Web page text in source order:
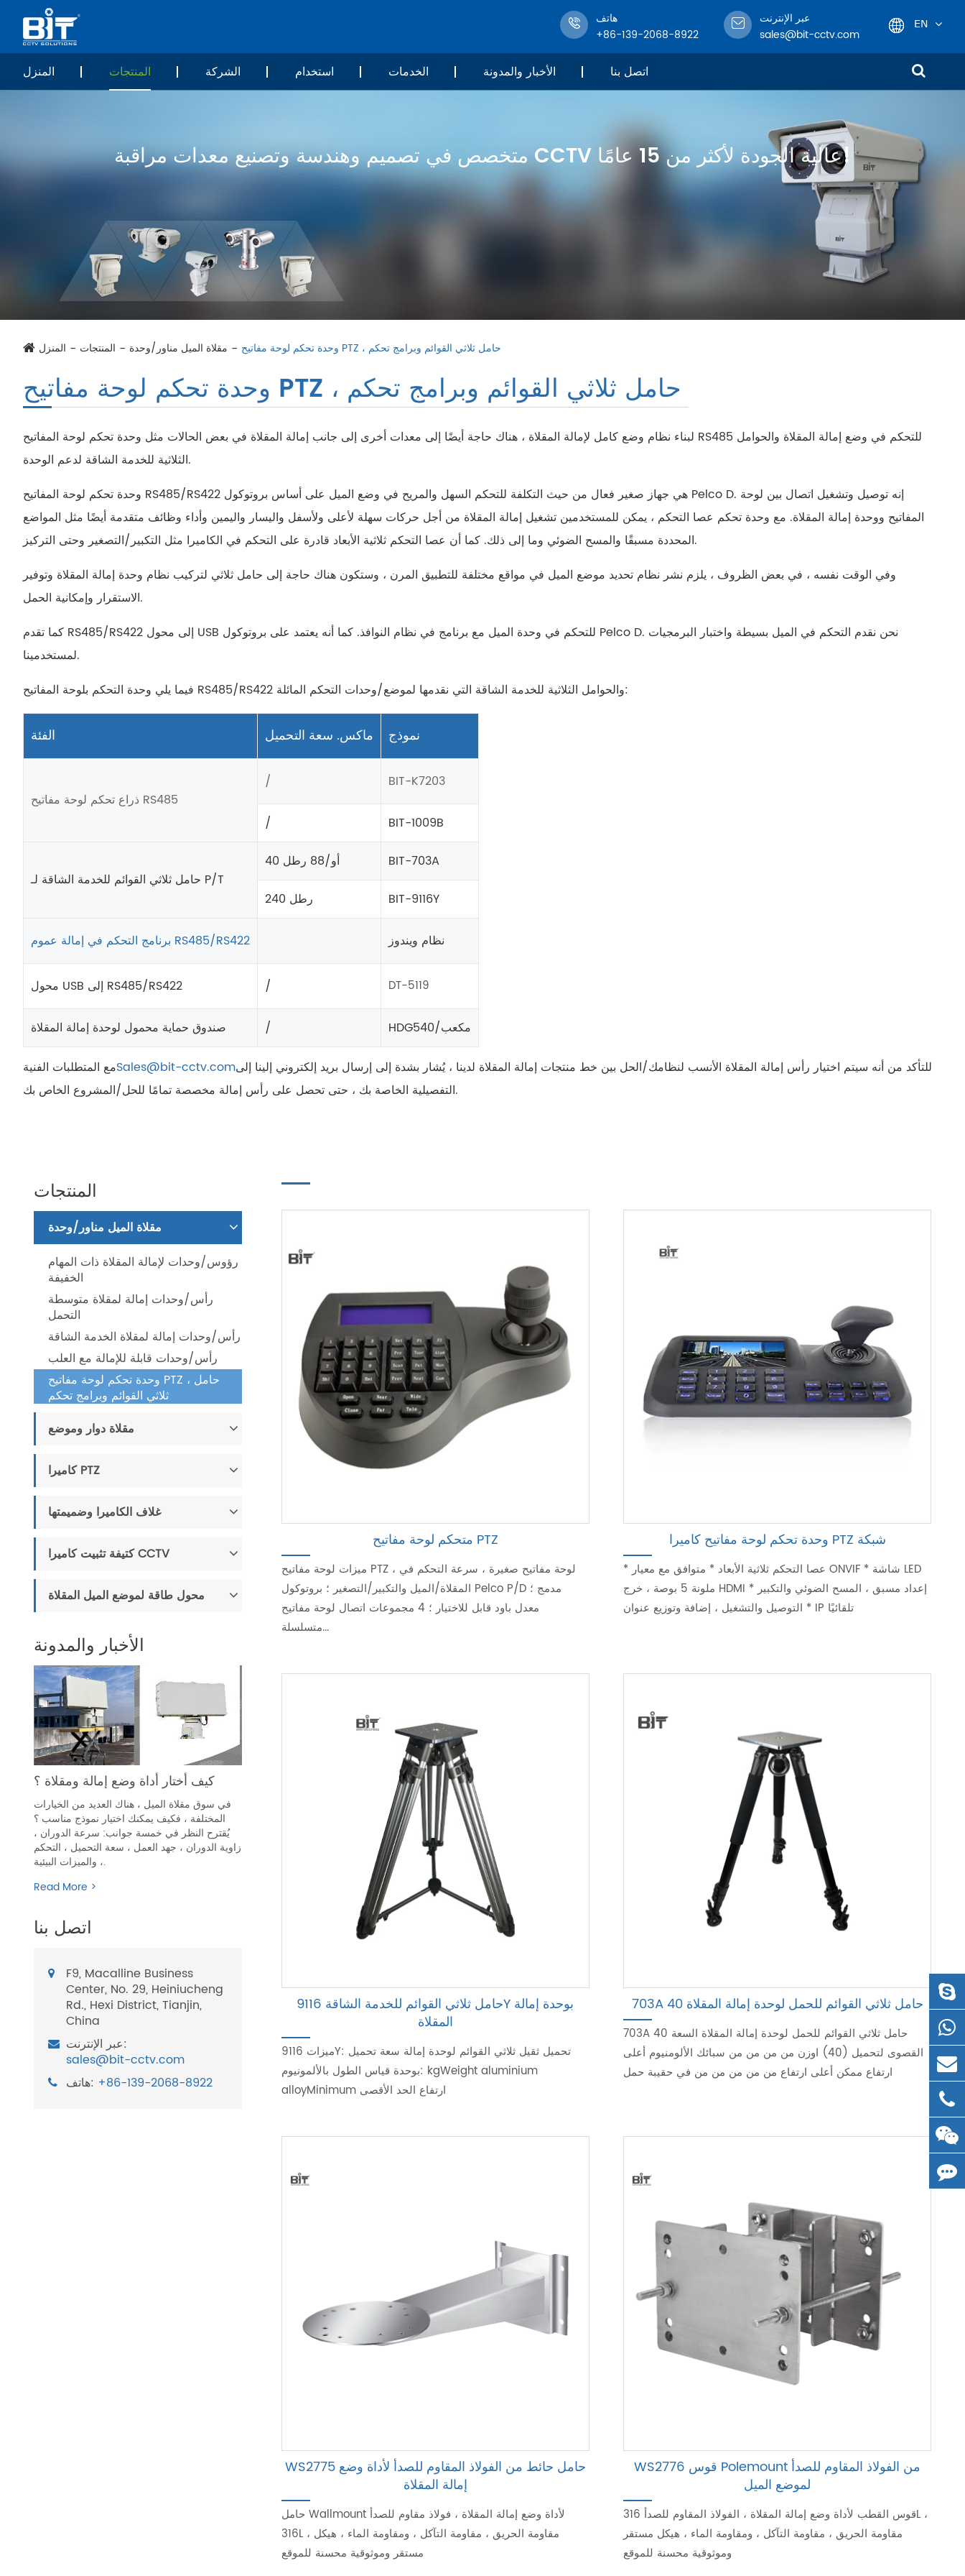
هاتف
+86-139-2068-8922
عبر الإنترنت
sales@bit-cctv.com
EN
한국어
français
Deutsch
Español
tiếng việt
čeština
المنزل المنتجات الشركة استخدام الخدمات الأخبار والمدونة اتصل بنا
متخصص في تصميم وهندسة وتصنيع معدات مراقبة CCTV عالية الجودة لأكثر من 15 عامًا!
المنزل المنتجات مقلاة الميل مناور/وحدة وحدة تحكم لوحة مفاتيح PTZ ، حامل ثلاثي القوائم وبرامج تحكم
وحدة تحكم لوحة مفاتيح PTZ ، حامل ثلاثي القوائم وبرامج تحكم
لبناء نظام وضع كامل لإمالة المقلاة ، هناك حاجة أيضًا إلى معدات أخرى إلى جانب إمالة المقلاة في بعض الحالات مثل وحدة تحكم لوحة المفاتيح RS485 للتحكم في وضع إمالة المقلاة والحوامل
الثلاثية للخدمة الشاقة لدعم الوحدة.
وحدة تحكم لوحة المفاتيح RS485/RS422 هي جهاز صغير فعال من حيث التكلفة للتحكم السهل والمريح في وضع الميل على أساس بروتوكول Pelco D. إنه توصيل وتشغيل اتصال بين لوحة
المفاتيح ووحدة إمالة المقلاة. مع وحدة تحكم عصا التحكم ، يمكن للمستخدمين تشغيل إمالة المقلاة من أجل حركات سهلة لأعلى ولأسفل واليسار واليمين وأداء وظائف متقدمة أيضًا مثل المواضع
المحددة مسبقًا والمسح الضوئي وما إلى ذلك. كما أن عصا التحكم ثلاثية الأبعاد قادرة على التحكم في الكاميرا مثل التكبير/التصغير وحتى التركيز.
وفي الوقت نفسه ، في بعض الظروف ، يلزم نشر نظام تحديد موضع الميل في مواقع مختلفة للتطبيق المرن ، وستكون هناك حاجة إلى حامل ثلاثي لتركيب نظام وحدة إمالة المقلاة وتوفير
الاستقرار وإمكانية الحمل.
كما تقدم RS485/RS422 إلى محول USB للتحكم في وحدة الميل مع برنامج في نظام النوافذ. كما أنه يعتمد على بروتوكول Pelco D. نحن نقدم التحكم في الميل بسيطة واختبار البرمجيات
لمستخدمينا.
فيما يلي وحدة التحكم بلوحة المفاتيح RS485/RS422 والحوامل الثلاثية للخدمة الشاقة التي نقدمها لموضع/وحدات التحكم المائلة:
الفئة ماكس. سعة التحميل نموذج
ذراع تحكم لوحة مفاتيح RS485
/ BIT-K7203
/ BIT-1009B
حامل ثلاثي القوائم للخدمة الشاقة لـ P/T
40 أو/88 رطل BIT-703A
240 رطل BIT-9116Y
برنامج التحكم في إمالة عموم RS485/RS422 نظام ويندوز
محول USB إلى RS485/RS422 / DT-5119
صندوق حماية محمول لوحدة إمالة المقلاة / HDG540/مكعب
للتأكد من أنه سيتم اختيار رأس إمالة المقلاة الأنسب لنظامك/الحل بين خط منتجات إمالة المقلاة لدينا ، يُشار بشدة إلى إرسال بريد إلكتروني إلينا إلىSales@bit-cctv.comمع المتطلبات الفنية
التفصيلية الخاصة بك ، حتى تحصل على رأس إمالة مخصصة تمامًا للحل/المشروع الخاص بك.
المنتجات
مقلاة الميل مناور/وحدة
رؤوس/وحدات لإمالة المقلاة ذات المهام
الخفيفة
رأس/وحدات إمالة لمقلاة متوسطة
التحمل
رأس/وحدات إمالة لمقلاة الخدمة الشاقة
رأس/وحدات قابلة للإمالة مع العلب
وحدة تحكم لوحة مفاتيح PTZ ، حامل
ثلاثي القوائم وبرامج تحكم
مقلاة دوار وموضع
كاميرا PTZ
غلاف الكاميرا وضميمتها
كتيفة تثبيت كاميرا CCTV
محول طاقة لموضع الميل المقلاة
الأخبار والمدونة
كيف أختار أداة وضع إمالة ومقلاة ؟
في سوق مقلاة الميل ، هناك العديد من الخيارات
المختلفة ، فكيف يمكنك اختيار نموذج مناسب ؟
يُقترح النظر في خمسة جوانب: سرعة الدوران ،
زاوية الدوران ، جهد العمل ، سعة التحميل ، التحكم
، والميزات البيئية.
Read More >
اتصل بنا
F9, Macalline Business
Center, No. 29, Heiniucheng
Rd., Hexi District, Tianjin,
China
عبر الإنترنت:
sales@bit-cctv.com
هاتف: +86-139-2068-8922
متحكم لوحة مفاتيح PTZ
ميزات لوحة مفاتيح PTZ ، لوحة مفاتيح صغيرة ، سرعة التحكم في
المقلاة/الميل والتكبير/التصغير ؛ بروتوكول Pelco P/D مدمج ؛
معدل باود قابل للاختيار ؛ 4 مجموعات اتصال لوحة مفاتيح
متسلسلة...
وحدة تحكم لوحة مفاتيح كاميرا PTZ شبكة
* عصا التحكم ثلاثية الأبعاد * متوافق مع معيار ONVIF * شاشة LED
ملونة 5 بوصة ، خرج HDMI * إعداد مسبق ، المسح الضوئي والتكبير
* التوصيل والتشغيل ، إضافة وتوزيع عنوان IP تلقائيًا
حامل ثلاثي القوائم للخدمة الشاقة 9116Y بوحدة إمالة
المقلاة
ميزات 9116Y: تحميل ثقيل ثلاثي القوائم لوحدة إمالة سعة تحميل
بوحدة قياس الطول بالألمونيوم: kgWeight aluminium
alloyMinimum ارتفاع الحد الأقصى
703A 40 حامل ثلاثي القوائم للحمل لوحدة إمالة المقلاة
703A 40 حامل ثلاثي القوائم للحمل لوحدة إمالة المقلاة السعة
القصوى لتحميل (40) اوزن من من من من سبائك الألومنيوم أعلى
ارتفاع ممكن أعلى ارتفاع من من من من من في حقيبة حمل
WS2775 حامل حائط من الفولاذ المقاوم للصدأ لأداة وضع
إمالة المقلاة
حامل Wallmount لأداة وضع إمالة المقلاة ، فولاذ مقاوم للصدأ
316L ، مقاومة الحريق ، مقاومة التآكل ، ومقاومة الماء ، هيكل
مستقر وموثوقية محسنة للموقع
WS2776 قوس Polemount من الفولاذ المقاوم للصدأ
لموضع الميل
قوس القطب لأداة وضع إمالة المقلاة ، الفولاذ المقاوم للصدأ 316L ،
مقاومة الحريق ، مقاومة التآكل ، ومقاومة الماء ، هيكل مستقر
وموثوقية محسنة للموقع